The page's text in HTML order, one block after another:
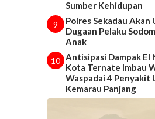
Sumber Kehidupan
9
Polres Sekadau Akan
Dugaan Pelaku
Anak
10 Antisipasi Dampak El
Kota Ternate Imbau
Waspadai 4 Penyakit
Kemarau Panjang